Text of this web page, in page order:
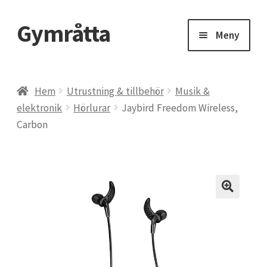
Hoppa
Hoppa
Gymråtta Meny
Beräkna ditt 1RM – maxlyft
CLA kosttillskott – konjugerad linolsyra
Hem Utrustning & tillbehör
Musik &
elektronik
Hörlurar
Jaybird Freedom Wireless,
Carbon